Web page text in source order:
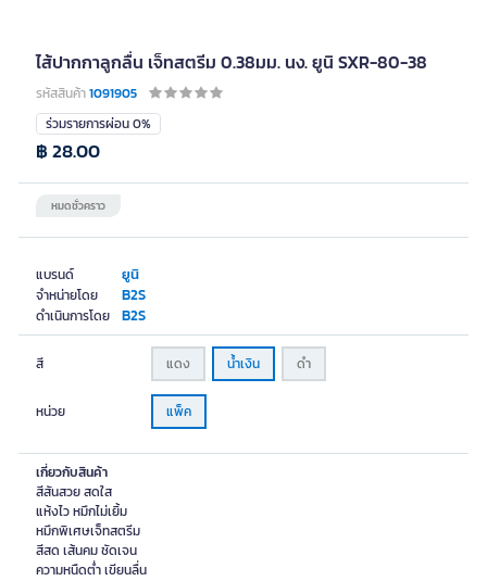
ไส้ปากกาลูกลื่น เจ็ทสตรีม 0.38มม. นง. ยูนิ SXR-80-38
รหัสสินค้า1091905
แบรนด์ ยูนิ
จำหน่ายโดย B2S
ดำเนินการโดย B2S
ร่วมรายการผ่อน 0%
หมดชั่วคราว
฿ 28.00
สี แดง น้ำเงิน ดำ
หน่วย แพ็ค
เกี่ยวกับสินค้า
สีสันสวย สดใส
แห้งไว หมึกไม่เยิ้ม
หมึกพิเศษเจ็ทสตรีม
สีสด เส้นคม ชัดเจน
ความหนืดต่ำ เขียนลื่น